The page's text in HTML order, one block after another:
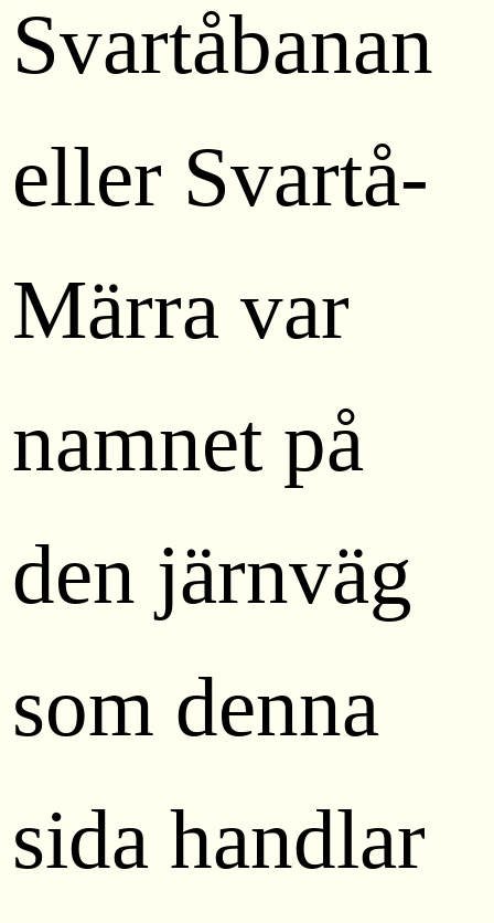
Svartåbanan
eller Svartå-
Märra var
namnet på
den järnväg
som denna
sida handlar